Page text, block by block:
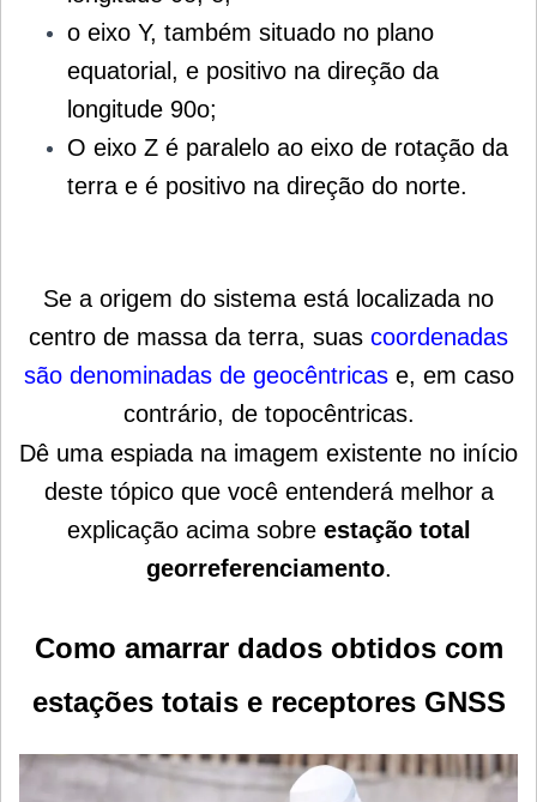
o eixo Y, também situado no plano
equatorial, e positivo na direção da
longitude 90o;
O eixo Z é paralelo ao eixo de rotação da
terra e é positivo na direção do norte.
Se a origem do sistema está localizada no
centro de massa da terra, suas coordenadas
são denominadas de geocêntricase, em caso
contrário, de topocêntricas.
Dê uma espiada na imagem existente no início
deste tópico que você entenderá melhor a
explicação acima sobre estação total
georreferenciamento.
Como amarrar dados obtidos com
estações totais e receptores GNSS